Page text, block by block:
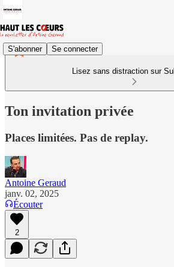
S'abonner Se connecter
Lisez sans distraction sur
Ton invitation privée
Places limitées. Pas de replay.
Antoine Geraud
janv. 02, 2025
Écouter
2